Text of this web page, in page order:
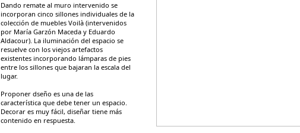
Dando remate al muro intervenido se
incorporan cinco sillones individuales de la
colección de muebles Voilà (intervenidos
por María Garzón Maceda y Eduardo
Aldacour). La iluminación del espacio se
resuelve con los viejos artefactos
existentes incorporando lámparas de pies
entre los sillones que bajaran la escala del
lugar.
Proponer dseño es una de las
característica que debe tener un espacio.
Decorar es muy fácil, diseñar tiene más
contenido en respuesta.